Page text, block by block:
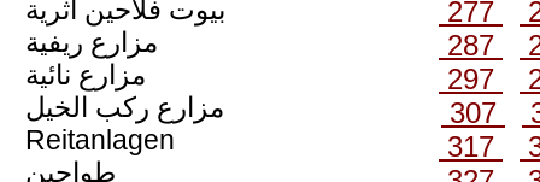
بيوت فلاحين أثرية
مزارع ريفية
مزارع نائية
مزارع ركب الخيل
Reitanlagen
طواحين
277
287
297
307
317